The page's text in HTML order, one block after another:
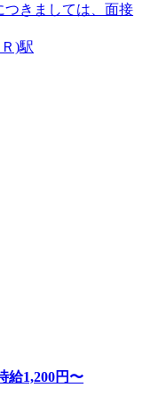
きましては、面接
)駅
給1,200円〜